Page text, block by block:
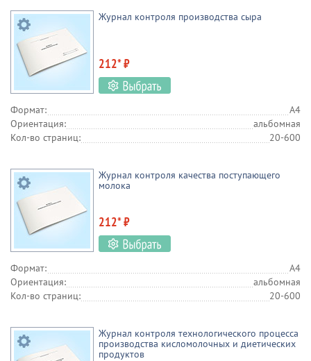
Журнал контроля производства сыра
212* ₽
Формат:
А4
Ориентация:
альбомная
Кол-во страниц:
20-600
Журнал контроля качества поступающего
молока
212* ₽
Формат:
А4
Ориентация:
альбомная
Кол-во страниц:
20-600
Журнал контроля технологического процесса
производства кисломолочных и диетических
продуктов